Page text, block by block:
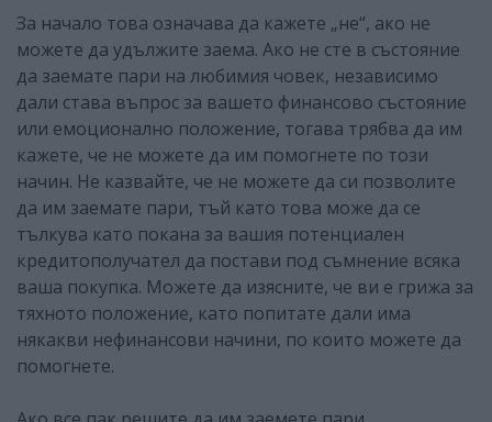
За начало това означава да кажете „не“, ако не
можете да удължите заема. Ако не сте в състояние
да заемате пари на любимия човек, независимо
дали става въпрос за вашето финансово състояние
или емоционално положение, тогава трябва да им
кажете, че не можете да им помогнете по този
начин. Не казвайте, че не можете да си позволите
да им заемате пари, тъй като това може да се
тълкува като покана за вашия потенциален
кредитополучател да постави под съмнение всяка
ваша покупка. Можете да изясните, че ви е грижа за
тяхното положение, като попитате дали има
някакви нефинансови начини, по които можете да
помогнете.